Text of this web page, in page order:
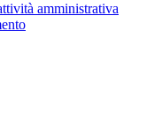
amministrativa